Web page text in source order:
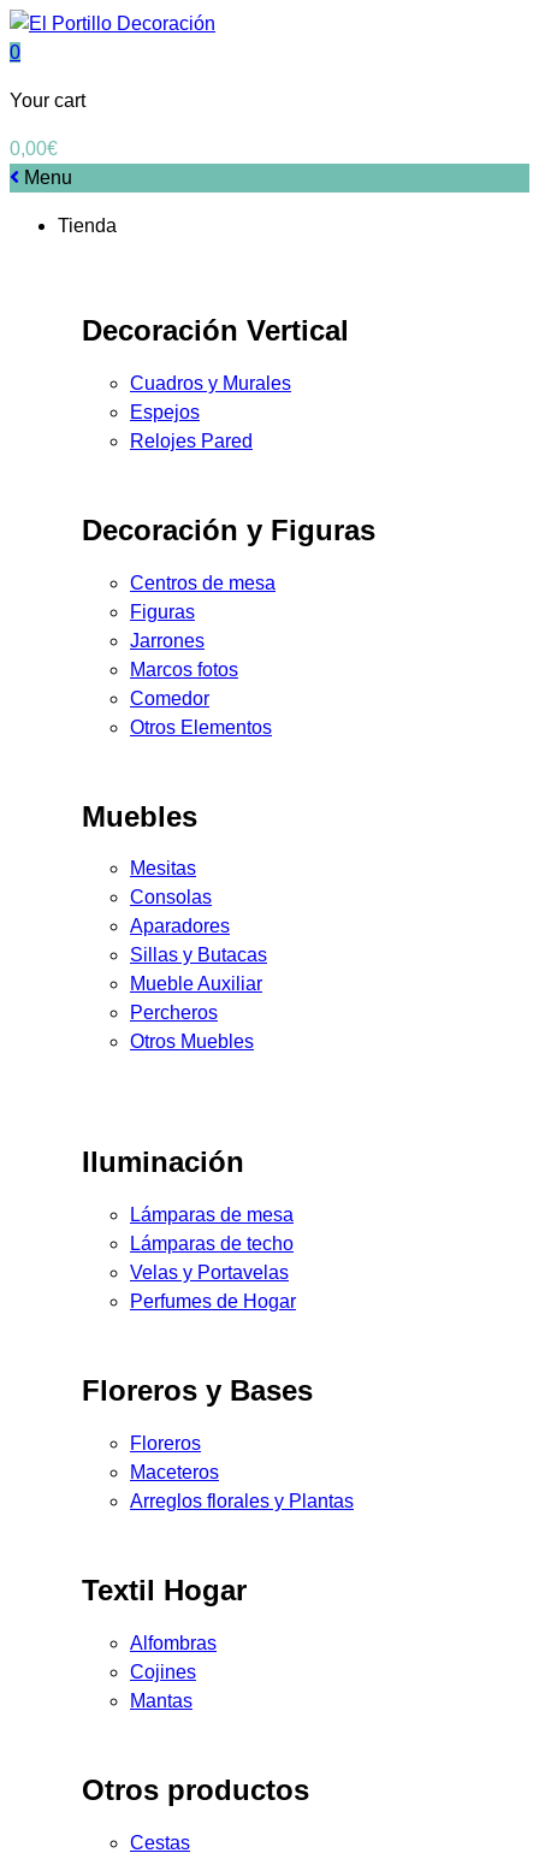
0
Your cart
0,00€
Menu
Tienda
Decoración Vertical
Cuadros y Murales
Espejos
Relojes Pared
Decoración y Figuras
Centros de mesa
Figuras
Jarrones
Marcos fotos
Comedor
Otros Elementos
Muebles
Mesitas
Consolas
Aparadores
Sillas y Butacas
Mueble Auxiliar
Percheros
Otros Muebles
Iluminación
Lámparas de mesa
Lámparas de techo
Velas y Portavelas
Perfumes de Hogar
Floreros y Bases
Floreros
Maceteros
Arreglos florales y Plantas
Textil Hogar
Alfombras
Cojines
Mantas
Otros productos
Cestas